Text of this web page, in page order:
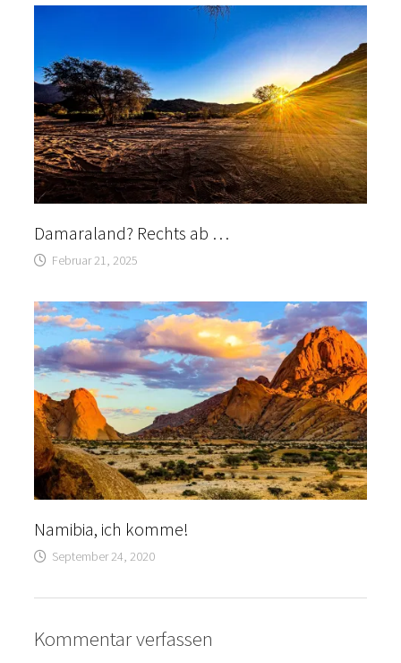
Damaraland? Rechts ab …
Februar 21, 2025
Namibia, ich komme!
September 24, 2020
Kommentar verfassen